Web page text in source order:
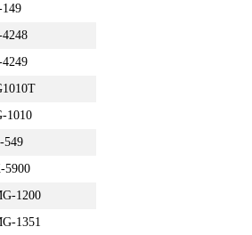
149
4248
4249
1010
549
5900
1200
1351